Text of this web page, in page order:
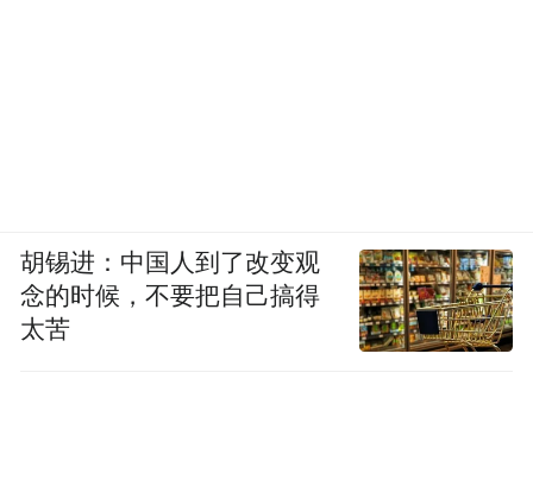
胡锡进：中国人到了改变观
念的时候，不要把自己搞得
太苦